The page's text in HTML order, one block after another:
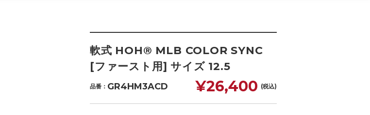
軟式 HOH® MLB COLOR SYNC
[ファースト用] サイズ 12.5
品番 GR4HM3ACD ¥26,400 (税込)